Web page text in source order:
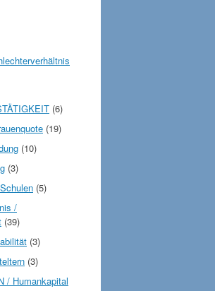
(6)
(19)
(10)
(3)
(5)
/
(39)
(3)
(3)
/ Humankapital